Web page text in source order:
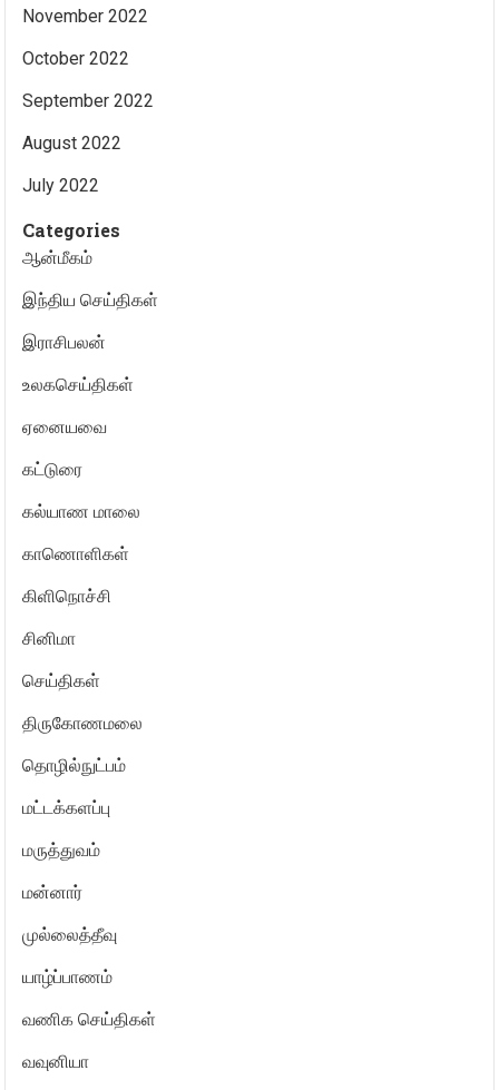
November 2022
October 2022
September 2022
August 2022
July 2022
Categories
ஆன்மீகம்
இந்திய செய்திகள்
இராசிபலன்
உலகசெய்திகள்
ஏனையவை
கட்டுரை
கல்யாண மாலை
காணொளிகள்
கிளிநொச்சி
சினிமா
செய்திகள்
திருகோணமலை
தொழில்நுட்பம்
மட்டக்களப்பு
மருத்துவம்
மன்னார்
முல்லைத்தீவு
யாழ்ப்பாணம்
வணிக செய்திகள்
வவுனியா